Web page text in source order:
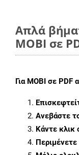
Απλά
MOBI σε
Για MOBI σε PDF
Ανεβάστε
Κάντε κλικ